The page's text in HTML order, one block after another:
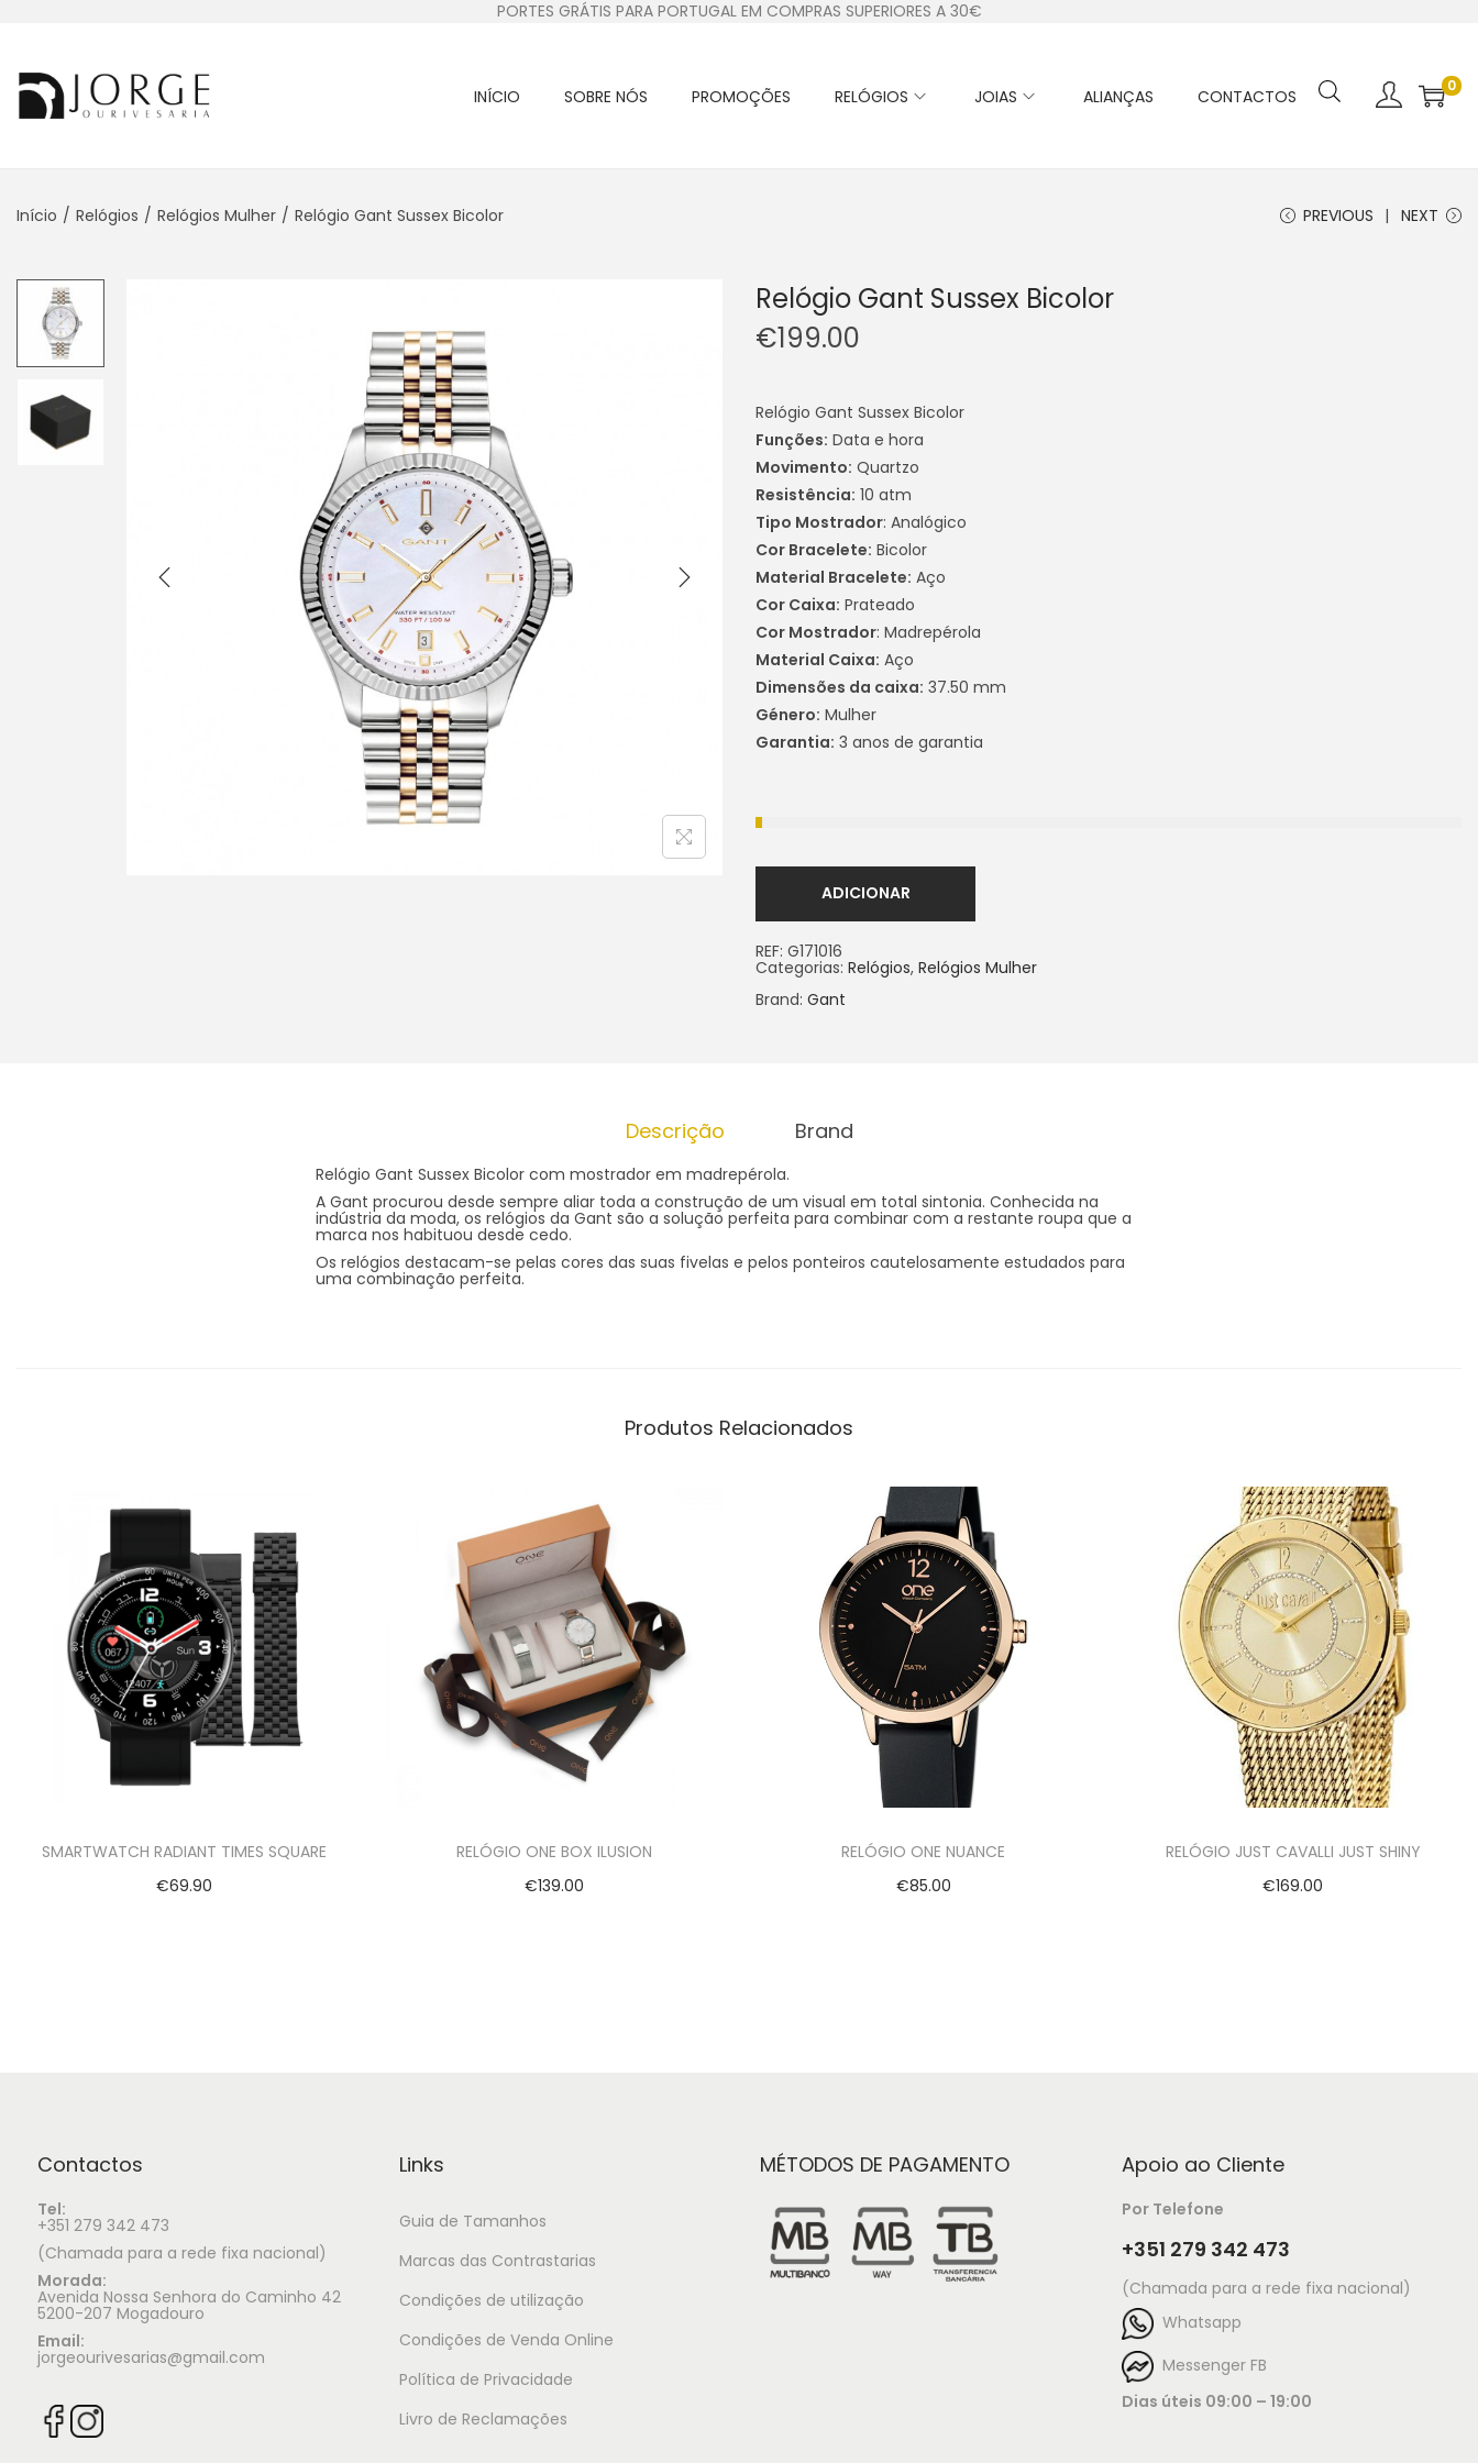
PORTES GRÁTIS PARA PORTUGAL EM COMPRAS SUPERIORES A 30€
INÍCIO SOBRE NÓS PROMOÇÕES RELÓGIOS JOIAS ALIANÇAS CONTACTOS 0
Início / Relógios / Relógios Mulher / Relógio Gant Sussex Bicolor PREVIOUS NEXT
Relógio Gant Sussex Bicolor
€199.00
Relógio Gant Sussex Bicolor
Funções: Data e hora
Movimento: Quartzo
Resistência: 10 atm
Tipo Mostrador: Analógico
Cor Bracelete: Bicolor
Material Bracelete: Aço
Cor Caixa: Prateado
Cor Mostrador: Madrepérola
Material Caixa: Aço
Dimensões da caixa: 37.50 mm
Género: Mulher
Garantia: 3 anos de garantia
ADICIONAR
REF: G171016
Categorias: Relógios, Relógios Mulher
Brand: Gant
Descrição Brand
Relógio Gant Sussex Bicolor com mostrador em madrepérola.
A Gant procurou desde sempre aliar toda a construção de um visual em total sintonia. Conhecida na
indústria da moda, os relógios da Gant são a solução perfeita para combinar com a restante roupa que a
marca nos habituou desde cedo.
Os relógios destacam-se pelas cores das suas fivelas e pelos ponteiros cautelosamente estudados para
uma combinação perfeita.
Produtos Relacionados
SMARTWATCH RADIANT TIMES SQUARE
€69.90
RELÓGIO ONE BOX ILUSION
€139.00
RELÓGIO ONE NUANCE
€85.00
RELÓGIO JUST CAVALLI JUST SHINY
€169.00
Contactos
Tel:
+351 279 342 473
(Chamada para a rede fixa nacional)
Morada:
Avenida Nossa Senhora do Caminho 42
5200-207 Mogadouro
Email:
jorgeourivesarias@gmail.com
Links
Guia de Tamanhos
Marcas das Contrastarias
Condições de utilização
Condições de Venda Online
Política de Privacidade
Livro de Reclamações
MÉTODOS DE PAGAMENTO Apoio ao Cliente
Por Telefone
+351 279 342 473
(Chamada para a rede fixa nacional)
Whatsapp
Messenger FB
Dias úteis 09:00 – 19:00